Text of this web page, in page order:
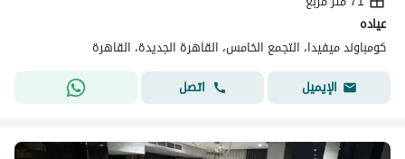
عياده
كومباوند ميفيدا، التجمع الخامس، القاهرة الجديدة، القاهرة
الإيميل
اتصل